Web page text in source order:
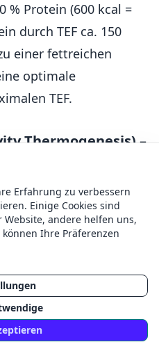
% Protein (600 kcal =
durch TEF ca. 150
einer fettreichen
optimale
TEF.
Thermogenesis) –
Training macht bei
5–10 % des
Stunde moderates
kcal – das ist
Menschen durch NEAT
Training essentiell: Es
BMR), verbessert die
Erfahrung zu verbessern
Einige Cookies sind
andere helfen uns,
Ihre Präferenzen